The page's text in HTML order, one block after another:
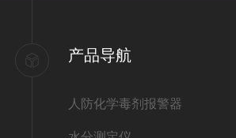
产品导航
人防化学毒剂报警器